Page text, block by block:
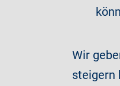
Wir
steigern